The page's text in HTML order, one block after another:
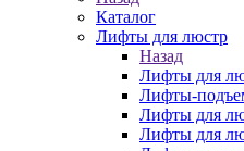
Каталог
Лифты для люстр
Назад
Лифты для
Лифты-
Лифты для
Лифты для